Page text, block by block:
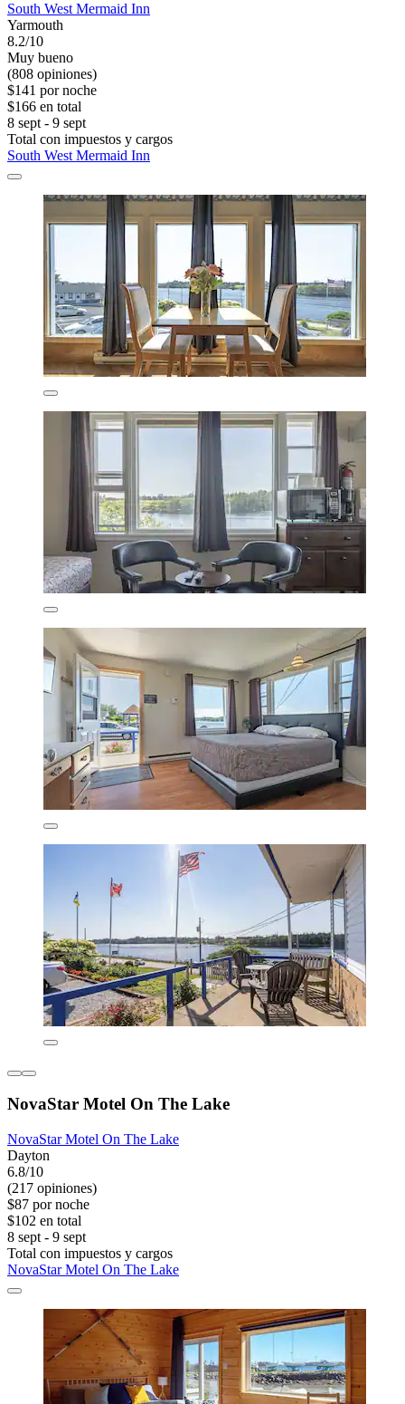
South West Mermaid Inn
Yarmouth
8.2/10
Muy bueno
(808 opiniones)
$141 por noche
$166 en total
8 sept - 9 sept
Total con impuestos y cargos
South West Mermaid Inn
NovaStar Motel On The Lake
NovaStar Motel On The Lake
Dayton
6.8/10
(217 opiniones)
$87 por noche
$102 en total
8 sept - 9 sept
Total con impuestos y cargos
NovaStar Motel On The Lake